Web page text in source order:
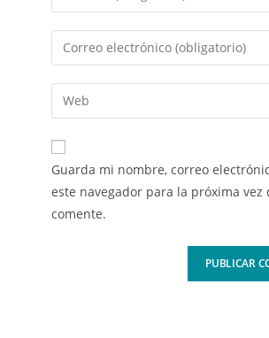
Guarda mi nombre, correo
este navegador para la próxima vez
comente.